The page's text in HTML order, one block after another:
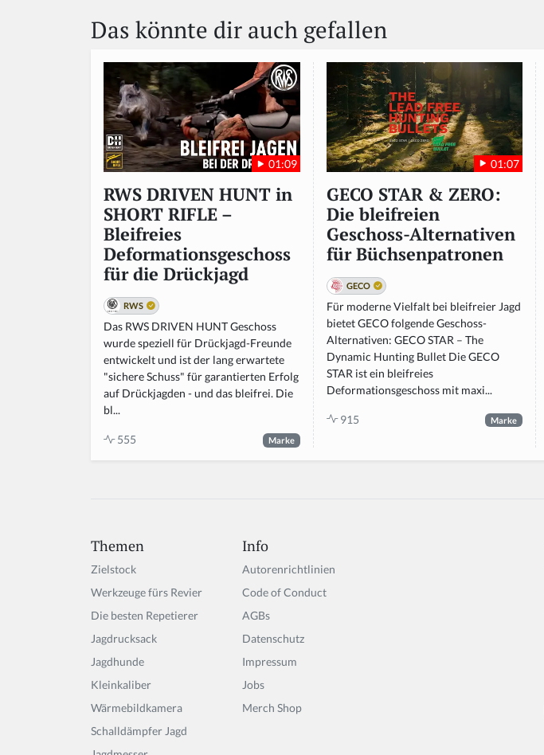
Das könnte dir auch gefallen
01:09
RWS DRIVEN HUNT in
SHORT RIFLE –
Bleifreies
Deformationsgeschoss
für die Drückjagd
RWS
Das RWS DRIVEN HUNT Geschoss
wurde speziell für Drückjagd-Freunde
entwickelt und ist der lang erwartete
"sichere Schuss" für garantierten Erfolg
auf Drückjagden - und das bleifrei. Die
bl...
555 Marke
01:07
GECO STAR & ZERO:
Die bleifreien
Geschoss-Alternativen
für Büchsenpatronen
GECO
Für moderne Vielfalt bei bleifreier Jagd
bietet GECO folgende Geschoss-
Alternativen: GECO STAR – The
Dynamic Hunting Bullet Die GECO
STAR ist ein bleifreies
Deformationsgeschoss mit maxi...
915 Marke
Themen
Zielstock
Werkzeuge fürs Revier
Die besten Repetierer
Jagdrucksack
Jagdhunde
Kleinkaliber
Wärmebildkamera
Schalldämpfer Jagd
Info
Autorenrichtlinien
Code of Conduct
AGBs
Datenschutz
Impressum
Jobs
Merch Shop